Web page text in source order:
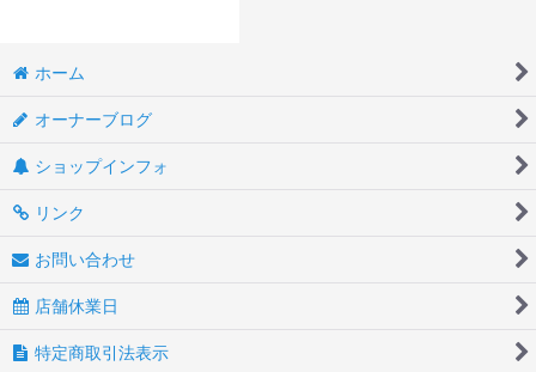
ホーム
オーナーブログ
ショップインフォ
リンク
お問い合わせ
店舗休業日
特定商取引法表示